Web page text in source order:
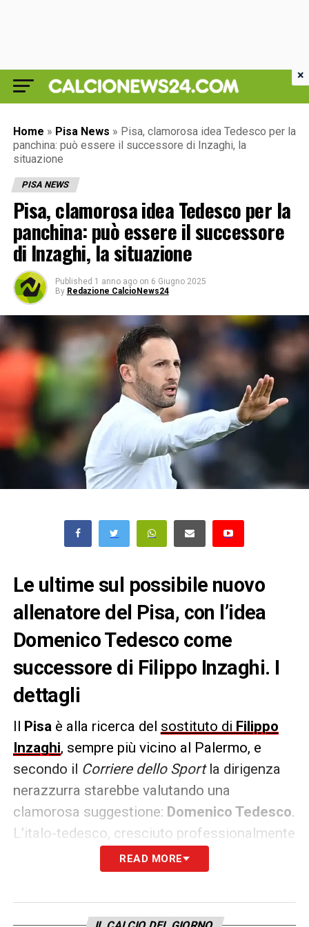
Home » Pisa News » Pisa, clamorosa idea Tedesco per la
panchina: può essere il successore di Inzaghi, la
situazione
PISA NEWS
Pisa, clamorosa idea Tedesco per la
panchina: può essere il successore
di Inzaghi, la situazione
Published 1 anno ago on 6 Giugno 2025
By Redazione CalcioNews24
Le ultime sul possibile nuovo
allenatore del Pisa, con l’idea
Domenico Tedesco come
successore di Filippo Inzaghi. I
dettagli
Il Pisa è alla ricerca del sostituto di Filippo
Inzaghi, sempre più vicino al Palermo, e
secondo il Corriere dello Sport la dirigenza
nerazzurra starebbe valutando una
clamorosa suggestione: Domenico Tedesco.
L’italo-tedesco, cresciuto professionalmente
in Germania, ha lasciato il segno nel 2017
portando lo Schalke 04 al secondo posto in
Lipsia alla vittoria della Coppa di Germania e,
READ MORE
×